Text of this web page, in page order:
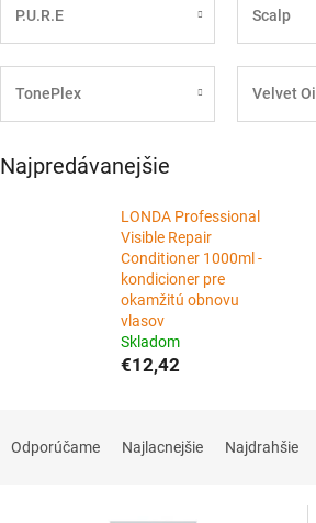
P.U.R.E Scalp
TonePlex Velvet Oil
Najpredávanejšie
LONDA Professional
Visible Repair
Conditioner 1000ml -
kondicioner pre
okamžitú obnovu
vlasov
Skladom
€12,42
Odporúčame Najlacnejšie Najdrahšie